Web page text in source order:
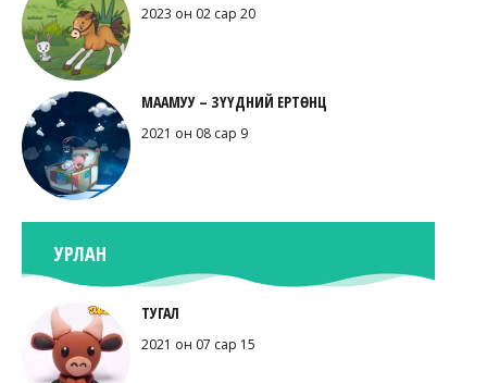
2023 он 02 сар 20
МААМУУ – ЗҮҮДНИЙ ЕРТӨНЦ
2021 он 08 сар 9
УРЛАН
ТУГАЛ
2021 он 07 сар 15